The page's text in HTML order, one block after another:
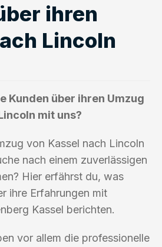
ihren
Lincoln
Kunden über ihren Umzug
mit uns?
von Kassel nach Lincoln
nach einem zuverlässigen
Hier erfährst du, was
ihre Erfahrungen mit
Kassel berichten.
vor allem die professionelle